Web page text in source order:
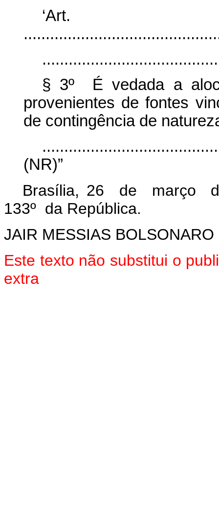
§ 3º É vedada a
provenientes de fontes
de contingência de
(NR)”
Brasília, 26 de março
133º da República.
JAIR MESSIAS BOLSONARO
Este texto não substitui o
extra